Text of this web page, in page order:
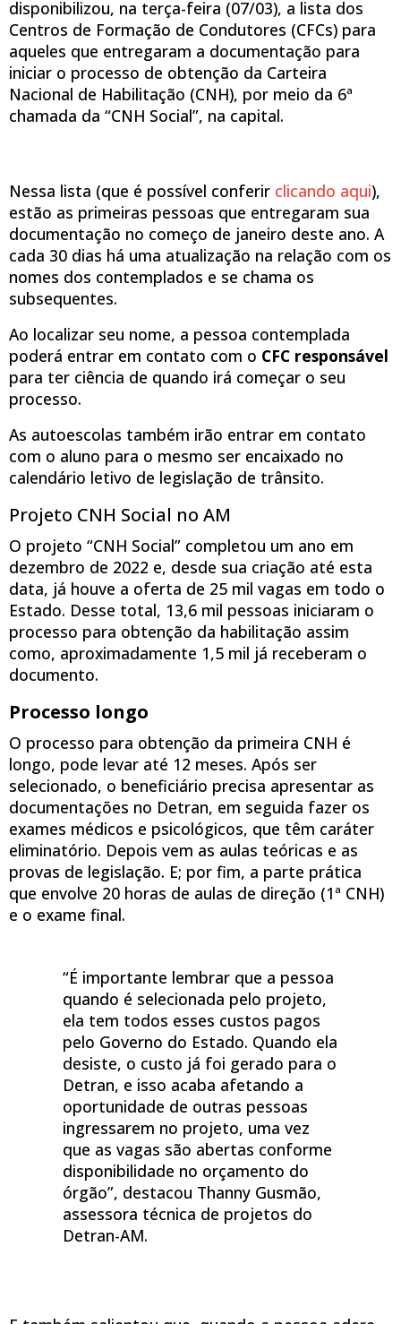
disponibilizou, na terça-feira (07/03), a lista dos
Centros de Formação de Condutores (CFCs) para
aqueles que entregaram a documentação para
iniciar o processo de obtenção da Carteira
Nacional de Habilitação (CNH), por meio da 6ª
chamada da “CNH Social”, na capital.
Nessa lista (que é possível conferir clicando aqui),
estão as primeiras pessoas que entregaram sua
documentação no começo de janeiro deste ano. A
cada 30 dias há uma atualização na relação com os
nomes dos contemplados e se chama os
subsequentes.
Ao localizar seu nome, a pessoa contemplada
poderá entrar em contato com o CFC responsável
para ter ciência de quando irá começar o seu
processo.
As autoescolas também irão entrar em contato
com o aluno para o mesmo ser encaixado no
calendário letivo de legislação de trânsito.
Projeto CNH Social no AM
O projeto “CNH Social” completou um ano em
dezembro de 2022 e, desde sua criação até esta
data, já houve a oferta de 25 mil vagas em todo o
Estado. Desse total, 13,6 mil pessoas iniciaram o
processo para obtenção da habilitação assim
como, aproximadamente 1,5 mil já receberam o
documento.
Processo longo
O processo para obtenção da primeira CNH é
longo, pode levar até 12 meses. Após ser
selecionado, o beneficiário precisa apresentar as
documentações no Detran, em seguida fazer os
exames médicos e psicológicos, que têm caráter
eliminatório. Depois vem as aulas teóricas e as
provas de legislação. E; por fim, a parte prática
que envolve 20 horas de aulas de direção (1ª CNH)
e o exame final.
“É importante lembrar que a pessoa
quando é selecionada pelo projeto,
ela tem todos esses custos pagos
pelo Governo do Estado. Quando ela
desiste, o custo já foi gerado para o
Detran, e isso acaba afetando a
oportunidade de outras pessoas
ingressarem no projeto, uma vez
que as vagas são abertas conforme
disponibilidade no orçamento do
órgão”, destacou Thanny Gusmão,
assessora técnica de projetos do
Detran-AM.